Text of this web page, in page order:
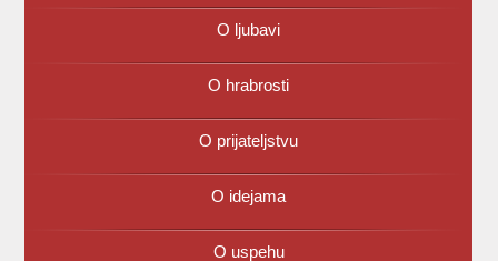
O ljubavi
O hrabrosti
O prijateljstvu
O idejama
O uspehu